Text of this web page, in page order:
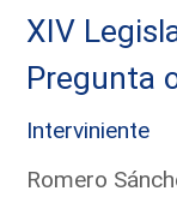
XIV
Pregunta
Interviniente
Romero